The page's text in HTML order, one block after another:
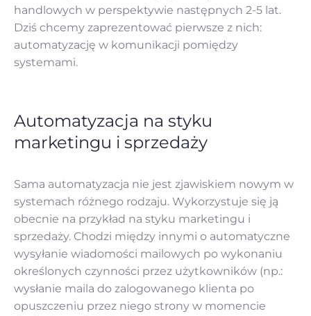
handlowych w perspektywie następnych 2-5 lat.
Dziś chcemy zaprezentować pierwsze z nich:
automatyzację w komunikacji pomiędzy
systemami.
Automatyzacja na styku
marketingu i sprzedaży
Sama automatyzacja nie jest zjawiskiem nowym w
systemach różnego rodzaju. Wykorzystuje się ją
obecnie na przykład na styku marketingu i
sprzedaży. Chodzi między innymi o automatyczne
wysyłanie wiadomości mailowych po wykonaniu
określonych czynności przez użytkowników (np.:
wysłanie maila do zalogowanego klienta po
opuszczeniu przez niego strony w momencie